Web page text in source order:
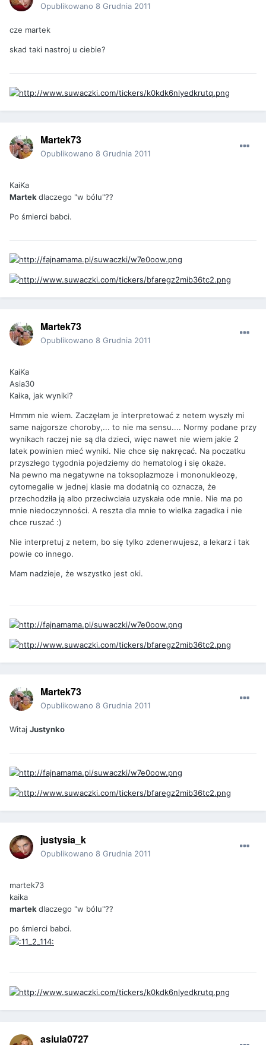
Opublikowano 8 Grudnia 2011
cze martek
skad taki nastroj u ciebie?
Martek73
Opublikowano 8 Grudnia 2011
KaiKa
Martek dlaczego "w bólu"??
Po śmierci babci.
Martek73
Opublikowano 8 Grudnia 2011
KaiKa
Asia30
Kaika, jak wyniki?
Hmmm nie wiem. Zaczęłam je interpretować z netem wyszły mi
same najgorsze choroby,... to nie ma sensu.... Normy podane przy
wynikach raczej nie są dla dzieci, więc nawet nie wiem jakie 2
latek powinien mieć wyniki. Nie chce się nakręcać. Na poczatku
przyszłego tygodnia pojedziemy do hematolog i się okaże.
Na pewno ma negatywne na toksoplazmoze i mononukleozę,
cytomegalie w jednej klasie ma dodatnią co oznacza, że
przechodziła ją albo przeciwciała uzyskała ode mnie. Nie ma po
mnie niedoczynności. A reszta dla mnie to wielka zagadka i nie
chce ruszać :)
Nie interpretuj z netem, bo się tylko zdenerwujesz, a lekarz i tak
powie co innego.
Mam nadzieje, że wszystko jest oki.
Martek73
Opublikowano 8 Grudnia 2011
Witaj Justynko
justysia_k
Opublikowano 8 Grudnia 2011
martek73
kaika
martekdlaczego "w bólu"??
po śmierci babci.
asiula0727